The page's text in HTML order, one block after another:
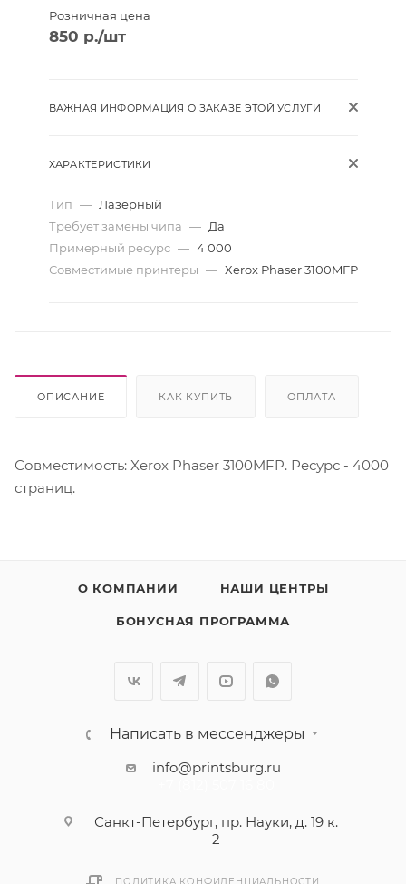
Розничная цена
850 р./шт
ВАЖНАЯ ИНФОРМАЦИЯ О ЗАКАЗЕ ЭТОЙ УСЛУГИ
ХАРАКТЕРИСТИКИ
Тип — Лазерный
Требует замены чипа — Да
Примерный ресурс — 4 000
Совместимые принтеры — Xerox Phaser 3100MFP
ОПИСАНИЕ КАК КУПИТЬ ОПЛАТА
Совместимость: Xerox Phaser 3100MFP. Ресурс - 4000
страниц.
О КОМПАНИИ НАШИ ЦЕНТРЫ
БОНУСНАЯ ПРОГРАММА
Написать в мессенджеры
info@printsburg.ru
Санкт-Петербург, пр. Науки, д. 19 к.
2